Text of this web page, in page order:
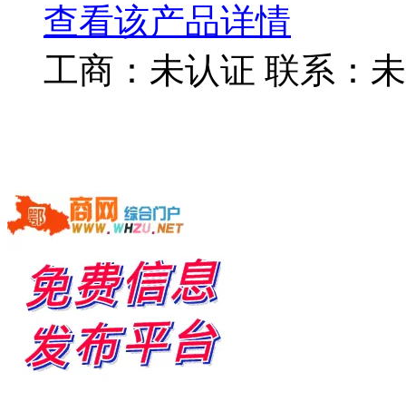
查看该产品详情
工商： 未认证 联系：